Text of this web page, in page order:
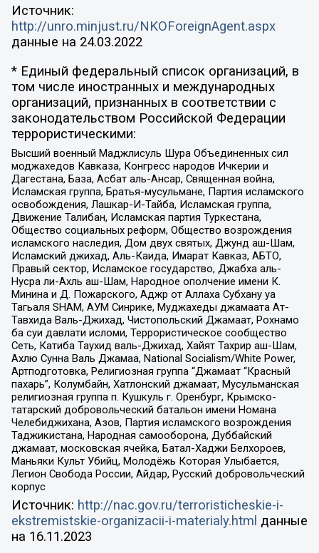
Источник:
http://unro.minjust.ru/NKOForeignAgent.aspx
данные на 24.03.2022
* Единый федеральный список организаций, в
том числе иностранных и международных
организаций, признанных в соответствии с
законодательством Российской Федерации
террористическими:
Высший военный Маджлисуль Шура Объединенных сил
моджахедов Кавказа, Конгресс народов Ичкерии и
Дагестана, База, Асбат аль-Ансар, Священная война,
Исламская группа, Братья-мусульмане, Партия исламского
освобождения, Лашкар-И-Тайба, Исламская группа,
Движение Талибан, Исламская партия Туркестана,
Общество социальных реформ, Общество возрождения
исламского наследия, Дом двух святых, Джунд аш-Шам,
Исламский джихад, Аль-Каида, Имарат Кавказ, АБТО,
Правый сектор, Исламское государство, Джабха аль-
Нусра ли-Ахль аш-Шам, Народное ополчение имени К.
Минина и Д. Пожарского, Аджр от Аллаха Субхану уа
Тагьаля SHAM, АУМ Синрике, Муджахеды джамаата Ат-
Тавхида Валь-Джихад, Чистопольский Джамаат, Рохнамо
ба суи давлати исломи, Террористическое сообщество
Сеть, Катиба Таухид валь-Джихад, Хайят Тахрир аш-Шам,
Ахлю Сунна Валь Джамаа, National Socialism/White Power,
Артподготовка, Религиозная группа “Джамаат “Красный
пахарь”, Колумбайн, Хатлонский джамаат, Мусульманская
религиозная группа п. Кушкуль г. Оренбург, Крымско-
татарский добровольческий батальон имени Номана
Челебиджихана, Азов, Партия исламского возрождения
Таджикистана, Народная самооборона, Дуббайский
джамаат, московская ячейка, Батал-Хаджи Белхороев,
Маньяки Культ Убийц, Молодёжь Которая Улыбается,
Легион Свобода России, Айдар, Русский добровольческий
корпус
Источник: http://nac.gov.ru/terroristicheskie-i-
ekstremistskie-organizacii-i-materialy.html данные
на 16.11.2023